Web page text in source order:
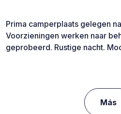
Prima camperplaats gelegen
Voorzieningen werken naar
geprobeerd. Rustige nacht.
Más